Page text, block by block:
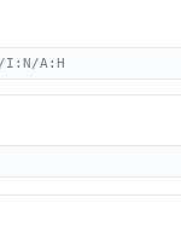
I:N/A:H